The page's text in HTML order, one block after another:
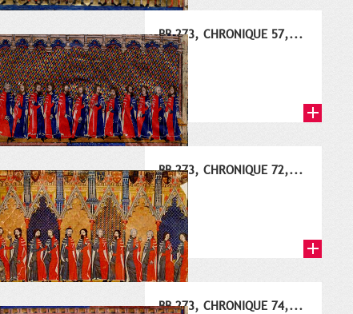
BB 273, CHRONIQUE 57,...
1353
BB 273, CHRONIQUE 72,...
1368
BB 273, CHRONIQUE 74,...